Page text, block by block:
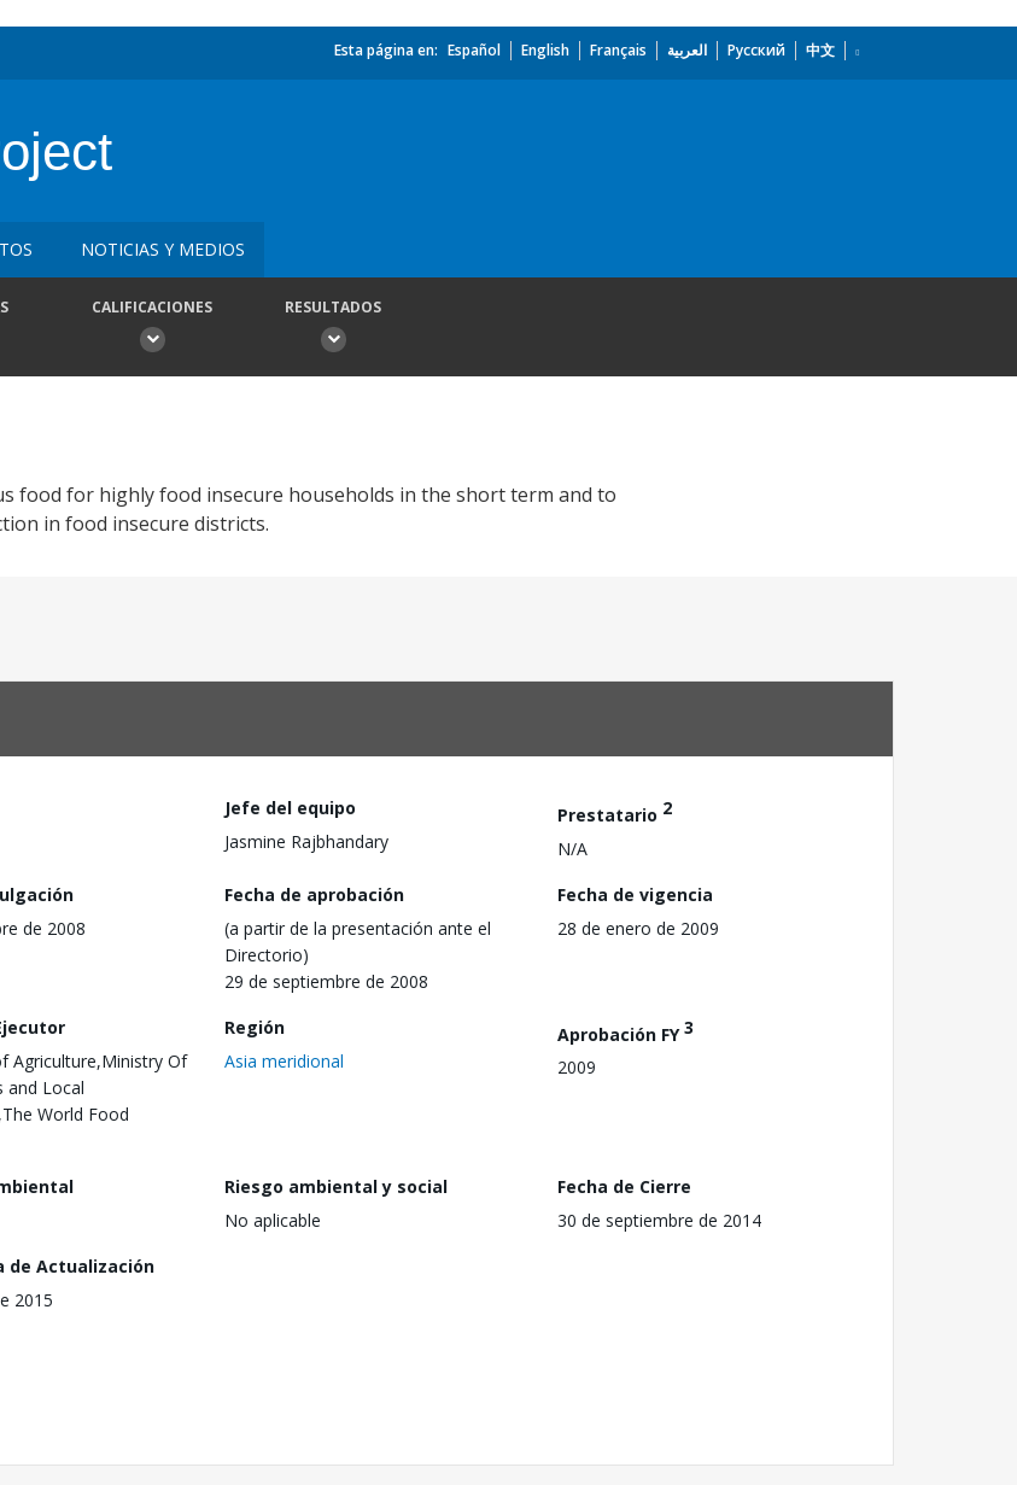
Esta página en: Español English Français العربية Русский 中文
NOTICIAS Y MEDIOS
CALIFICACIONES RESULTADOS
food for highly food insecure households in the short term and to
in food insecure districts.
Jefe del equipo
Jasmine Rajbhandary
Prestatario 2
N/A
de 2008
Fecha de aprobación
(a partir de la presentación ante el
Directorio)
29 de septiembre de 2008
Fecha de vigencia
28 de enero de 2009
Agriculture,Ministry Of
and Local
World Food
Región
Asia meridional
Aprobación FY3
2009
Riesgo ambiental y social
No aplicable
Fecha de Cierre
30 de septiembre de 2014
de Actualización
2015